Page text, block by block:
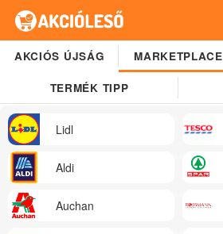
AKCIÓS ÚJSÁG MARKETPLACE
TERMÉK TIPP
Lidl
Aldi
Auchan